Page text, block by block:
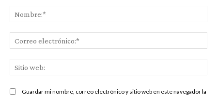
Guardar mi nombre, correo electrónico y sitio web en este navegador la